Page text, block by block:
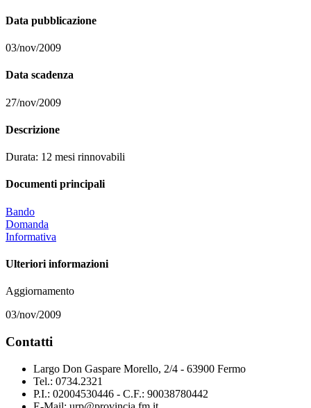
Data pubblicazione
03/nov/2009
Data scadenza
27/nov/2009
Descrizione
Durata: 12 mesi rinnovabili
Documenti principali
Bando
Domanda
Informativa
Ulteriori informazioni
Aggiornamento
03/nov/2009
Contatti
Largo Don Gaspare Morello, 2/4 - 63900 Fermo
Tel.: 0734.2321
P.I.: 02004530446 - C.F.: 90038780442